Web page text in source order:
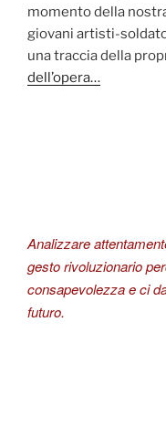
momento della
giovani artisti-
una traccia della
dell’opera…
Analizzare
gesto rivoluzionario
consapevolezza e ci
futuro.